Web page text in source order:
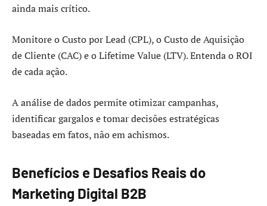
ainda mais crítico.
Monitore o Custo por Lead (CPL), o Custo de Aquisição
de Cliente (CAC) e o Lifetime Value (LTV). Entenda o ROI
de cada ação.
A análise de dados permite otimizar campanhas,
identificar gargalos e tomar decisões estratégicas
baseadas em fatos, não em achismos.
Benefícios e Desafios Reais do
Marketing Digital B2B